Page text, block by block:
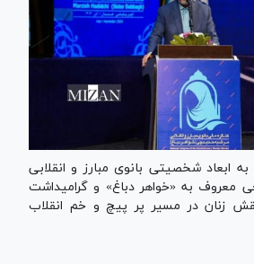
ابعاد شخصیتی بانوی مبارز و انقلابی
معروف به «خواهر دباغ» و گرامیداشت
زنان در مسیر پر پیچ و خم انقلاب